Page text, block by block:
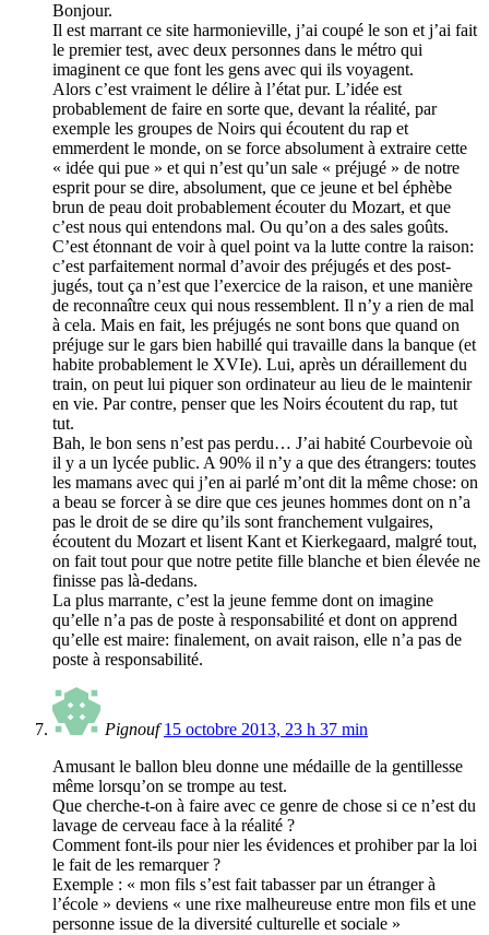
Bonjour.
Il est marrant ce site harmonieville, j’ai coupé le son et j’ai fait
le premier test, avec deux personnes dans le métro qui
imaginent ce que font les gens avec qui ils voyagent.
Alors c’est vraiment le délire à l’état pur. L’idée est
probablement de faire en sorte que, devant la réalité, par
exemple les groupes de Noirs qui écoutent du rap et
emmerdent le monde, on se force absolument à extraire cette
« idée qui pue » et qui n’est qu’un sale « préjugé » de notre
esprit pour se dire, absolument, que ce jeune et bel éphèbe
brun de peau doit probablement écouter du Mozart, et que
c’est nous qui entendons mal. Ou qu’on a des sales goûts.
C’est étonnant de voir à quel point va la lutte contre la raison:
c’est parfaitement normal d’avoir des préjugés et des post-
jugés, tout ça n’est que l’exercice de la raison, et une manière
de reconnaître ceux qui nous ressemblent. Il n’y a rien de mal
à cela. Mais en fait, les préjugés ne sont bons que quand on
préjuge sur le gars bien habillé qui travaille dans la banque (et
habite probablement le XVIe). Lui, après un déraillement du
train, on peut lui piquer son ordinateur au lieu de le maintenir
en vie. Par contre, penser que les Noirs écoutent du rap, tut
tut.
Bah, le bon sens n’est pas perdu… J’ai habité Courbevoie où
il y a un lycée public. A 90% il n’y a que des étrangers: toutes
les mamans avec qui j’en ai parlé m’ont dit la même chose: on
a beau se forcer à se dire que ces jeunes hommes dont on n’a
pas le droit de se dire qu’ils sont franchement vulgaires,
écoutent du Mozart et lisent Kant et Kierkegaard, malgré tout,
on fait tout pour que notre petite fille blanche et bien élevée ne
finisse pas là-dedans.
La plus marrante, c’est la jeune femme dont on imagine
qu’elle n’a pas de poste à responsabilité et dont on apprend
qu’elle est maire: finalement, on avait raison, elle n’a pas de
poste à responsabilité.
Pignouf 15 octobre 2013, 23 h 37 min
Amusant le ballon bleu donne une médaille de la gentillesse
même lorsqu’on se trompe au test.
Que cherche-t-on à faire avec ce genre de chose si ce n’est du
lavage de cerveau face à la réalité ?
Comment font-ils pour nier les évidences et prohiber par la loi
le fait de les remarquer ?
Exemple : « mon fils s’est fait tabasser par un étranger à
l’école » deviens « une rixe malheureuse entre mon fils et une
personne issue de la diversité culturelle et sociale »